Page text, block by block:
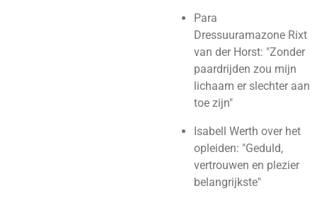
Para
Dressuuramazone Rixt
van der Horst: "Zonder
paardrijden zou mijn
lichaam er slechter aan
toe zijn"
Isabell Werth over het
opleiden: "Geduld,
vertrouwen en plezier
belangrijkste"